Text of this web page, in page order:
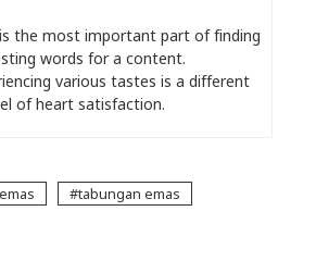
the most important part of finding
words for a content.
various tastes is a different
of heart satisfaction.
tabungan emas